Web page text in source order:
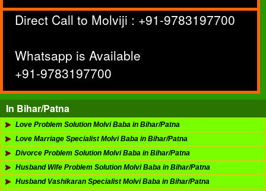
Direct Call to Molviji : +91-9783197700
Whatsapp is Available
+91-9783197700
In Bihar/Patna
Love Problem Solution Molvi Baba in Bihar/Patna
Love Marriage Specialist Molvi Baba in Bihar/Patna
Divorce Problem Solution Molvi Baba in Bihar/Patna
Husband Wife Problem Solution Molvi Baba in Bihar/Patna
Husband Vashikaran Specialist Molvi Baba in Bihar/Patna